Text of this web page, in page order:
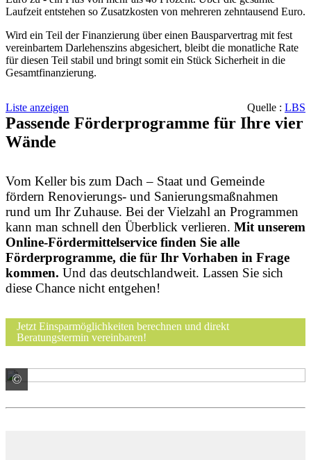
Laufzeit entstehen so Zusatzkosten von mehreren zehntausend Euro.
Wird ein Teil der Finanzierung über einen Bausparvertrag mit fest
vereinbartem Darlehenszins abgesichert, bleibt die monatliche Rate
für diesen Teil stabil und bringt somit ein Stück Sicherheit in die
Gesamtfinanzierung.
Quelle : LBS
Liste anzeigen
Passende Förderprogramme für Ihre vier
Wände
Vom Keller bis zum Dach – Staat und Gemeinde
fördern Renovierungs- und Sanierungsmaßnahmen
rund um Ihr Zuhause. Bei der Vielzahl an Programmen
kann man schnell den Überblick verlieren. Mit unserem
Online-Fördermittelservice finden Sie alle
Förderprogramme, die für Ihr Vorhaben in Frage
kommen. Und das deutschlandweit. Lassen Sie sich
diese Chance nicht entgehen!
Jetzt Einsparmöglichkeiten berechnen und direkt
Beratungstermin vereinbaren!
© © sdecoret / stock.adobe.com